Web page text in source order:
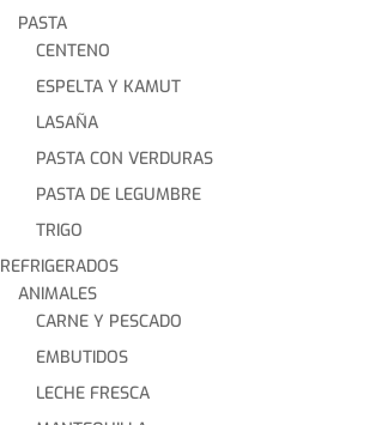
PASTA
CENTENO
ESPELTA Y KAMUT
LASAÑA
PASTA CON VERDURAS
PASTA DE LEGUMBRE
TRIGO
REFRIGERADOS
ANIMALES
CARNE Y PESCADO
EMBUTIDOS
LECHE FRESCA